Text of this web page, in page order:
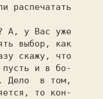
распечатать
выбор, как
скажу, что
пусть и в бо-
Дело  в том,
то кон-